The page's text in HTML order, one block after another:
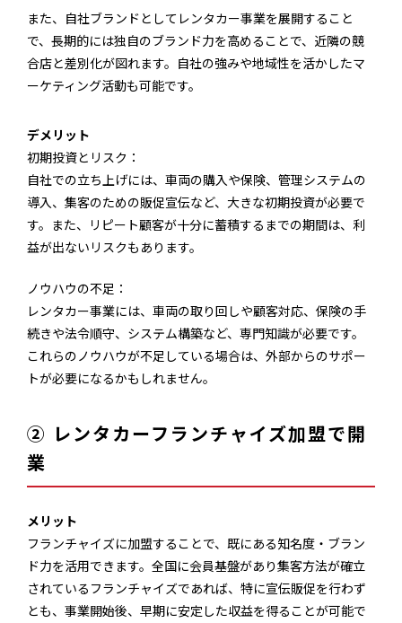
また、自社ブランドとしてレンタカー事業を展開すること
で、長期的には独自のブランド力を高めることで、近隣の競
合店と差別化が図れます。自社の強みや地域性を活かしたマ
ーケティング活動も可能です。
デメリット
初期投資とリスク：
自社での立ち上げには、車両の購入や保険、管理システムの
導入、集客のための販促宣伝など、大きな初期投資が必要で
す。また、リピート顧客が十分に蓄積するまでの期間は、利
益が出ないリスクもあります。
ノウハウの不足：
レンタカー事業には、車両の取り回しや顧客対応、保険の手
続きや法令順守、システム構築など、専門知識が必要です。
これらのノウハウが不足している場合は、外部からのサポー
トが必要になるかもしれません。
② レンタカーフランチャイズ加盟で開
業
メリット
フランチャイズに加盟することで、既にある知名度・ブラン
ド力を活用できます。全国に会員基盤があり集客方法が確立
されているフランチャイズであれば、特に宣伝販促を行わず
とも、事業開始後、早期に安定した収益を得ることが可能で